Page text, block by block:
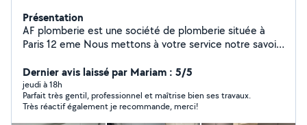
Présentation
AF plomberie est une société de plomberie située à
Paris 12 eme Nous mettons à votre service notre savoir-
installation, dépannage et entretien de plomberie. Nos
prestations couvrent : Réparation de fuites d'eau
Installation et entretien de chauffe-eau Rénovation de
salle de bain Débouchage de canalisations ️ Dépannage
Dernier avis laissé par Mariam : 5/5
jeudi à 18h
Parfait très gentil, professionnel et maîtrise bien ses travaux.
Très réactif également je recommande, merci!